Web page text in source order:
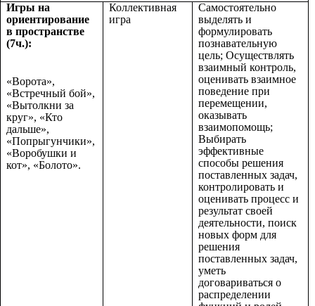
Игры на
ориентирование
в пространстве
(7ч.):
«Ворота»,
«Встречный бой»,
«Вытолкни за
круг», «Кто
дальше»,
«Попрыгунчики»,
«Воробушки и
кот», «Болото».
Коллективная
игра
Самостоятельно
выделять и
формулировать
познавательную
цель; Осуществлять
взаимный контроль,
оценивать взаимное
поведение при
перемещении,
оказывать
взаимопомощь;
Выбирать
эффективные
способы решения
поставленных задач,
контролировать и
оценивать процесс и
результат своей
деятельности, поиск
новых форм для
решения
поставленных задач,
уметь
договариваться о
распределении